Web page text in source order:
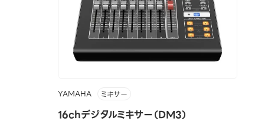
YAMAHA ミキサー
16chデジタルミキサー（DM3）